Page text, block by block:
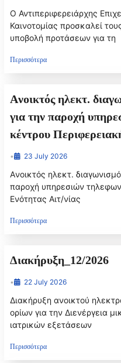
sustainable innovation
Τεχνολογίες για την
βιώσιμη καινοτομία
“BLUE TECH”, του
Ο Αντιπεριφερειάρχης
Καινοτομίας προσκαλεί
υποβολή προτάσεων για τη
Περισσότερα
Aνοικτός ηλεκτ.
για την παροχή
κέντρου
Περιφέρειας
αξίας 148.800,00 €
24%.
• 23 July 2026
Aνοικτός ηλεκτ.
παροχή υπηρεσιών
Ενότητας Αιτ/νίας
Περισσότερα
Διακήρυξη_12/2026
• 22 July 2026
Διακήρυξη ανοικτού
ορίων για την Διενέργεια
ιατρικών εξετάσεων
Περισσότερα